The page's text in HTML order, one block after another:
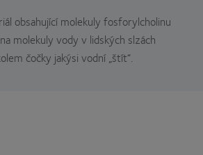
obsahující molekuly fosforylcholinu
molekuly vody v lidských slzách
čočky jakýsi vodní „štít“.